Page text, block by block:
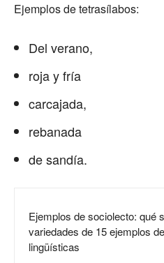
Ejemplos de tetrasílabos:
Del verano,
roja y fría
carcajada,
rebanada
de sandía.
Ejemplos de sociolecto: qué
variedades de 15 ejemplos
lingüísticas